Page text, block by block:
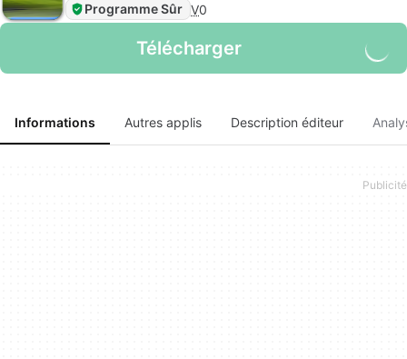
Programme Sûr V0
Télécharger
Informations Autres applis Description éditeur